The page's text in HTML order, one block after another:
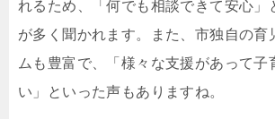
れるため、「何でも相談できて安心」
が多く聞かれます。また、市独自の育
ムも豊富で、「様々な支援があって子
い」といった声もありますね。